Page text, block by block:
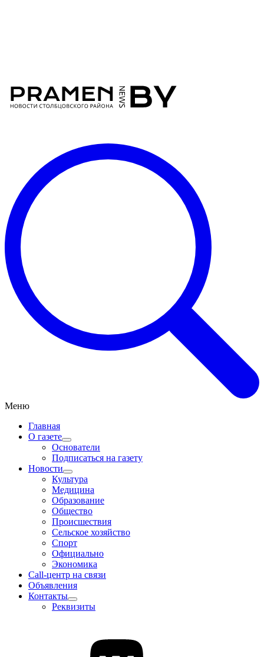
Меню
Главная
О газете
Основатели
Подписаться на газету
Новости
Культура
Медицина
Образование
Общество
Происшествия
Сельское хозяйство
Спорт
Официально
Экономика
Call-центр на связи
Объявления
Контакты
Реквизиты